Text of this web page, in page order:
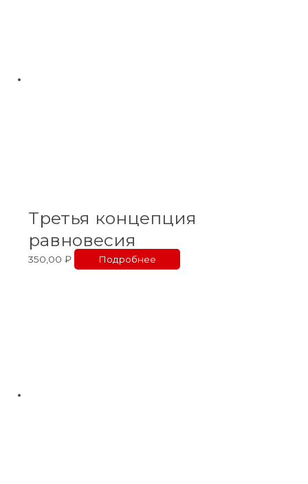
Третья концепция
равновесия
350,00₽ Подробнее